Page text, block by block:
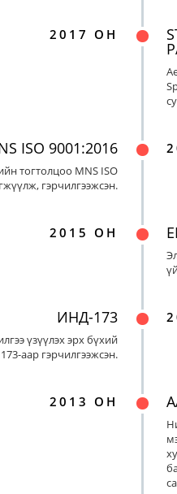
2017 ОН
ISO 9001:2016
тогтолцоо MNS ISO
гэрчилгээжсэн.
2015 ОН
ИНД-173
үзүүлэх эрх бүхий
аар гэрчилгээжсэн.
2013 ОН